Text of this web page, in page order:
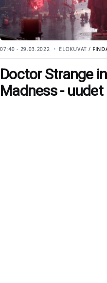
07:40 - 29.03.2022 ELOKUVAT /
Doctor Strange
Madness -